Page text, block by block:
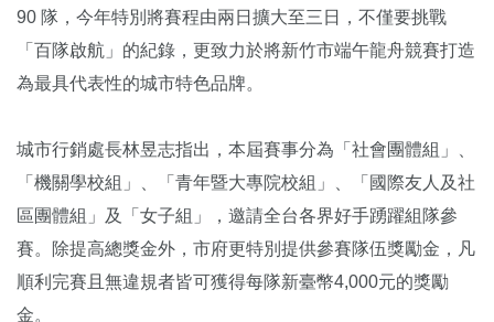
90 隊，今年特別將賽程由兩日擴大至三日，不僅要挑戰
「百隊啟航」的紀錄，更致力於將新竹市端午龍舟競賽打造
為最具代表性的城市特色品牌。
城市行銷處長林昱志指出，本屆賽事分為「社會團體組」、
「機關學校組」、「青年暨大專院校組」、「國際友人及社
區團體組」及「女子組」，邀請全台各界好手踴躍組隊參
賽。除提高總獎金外，市府更特別提供參賽隊伍獎勵金，凡
順利完賽且無違規者皆可獲得每隊新臺幣4,000元的獎勵
金。